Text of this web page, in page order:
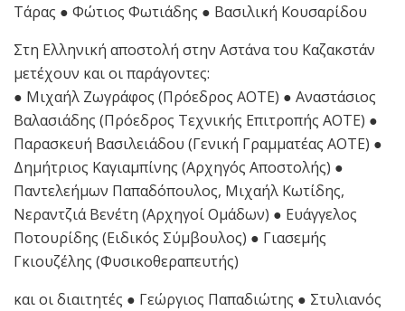
Τάρας ● Φώτιος Φωτιάδης ● Βασιλική Κουσαρίδου
Στη Ελληνική αποστολή στην Αστάνα του Καζακστάν
μετέχουν και οι παράγοντες:
● Μιχαήλ Ζωγράφος (Πρόεδρος ΑΟΤΕ) ● Αναστάσιος
Βαλασιάδης (Πρόεδρος Τεχνικής Επιτροπής ΑΟΤΕ) ●
Παρασκευή Βασιλειάδου (Γενική Γραμματέας ΑΟΤΕ) ●
Δημήτριος Καγιαμπίνης (Αρχηγός Αποστολής) ●
Παντελεήμων Παπαδόπουλος, Μιχαήλ Κωτίδης,
Νεραντζιά Βενέτη (Αρχηγοί Ομάδων) ● Ευάγγελος
Ποτουρίδης (Ειδικός Σύμβουλος) ● Γιασεμής
Γκιουζέλης (Φυσικοθεραπευτής)
και οι διαιτητές ● Γεώργιος Παπαδιώτης ● Στυλιανός